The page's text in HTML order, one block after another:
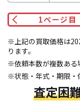
1ページ目
※上記の買取価格は
ります。
※依頼本数が複数ある
※状態・年式・期限・
査定困